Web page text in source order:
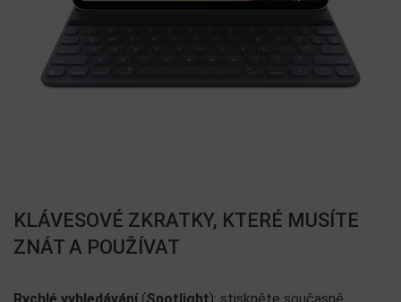
KLÁVESOVÉ ZKRATKY, KTERÉ MUSÍTE
ZNÁT A POUŽÍVAT